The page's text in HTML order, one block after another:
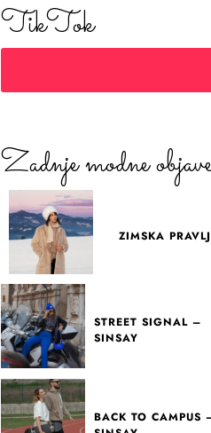
TikTok
Zadnje modne
ZIMSKA
STREET SIGNAL –
SINSAY
BACK TO CAMPUS